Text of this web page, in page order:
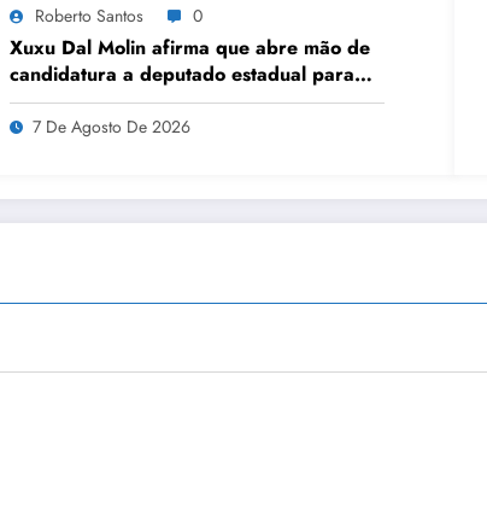
Roberto Santos 0
Xuxu Dal Molin afirma que abre mão de
candidatura a deputado estadual para
priorizar projeto político nacional
7 De Agosto De 2026